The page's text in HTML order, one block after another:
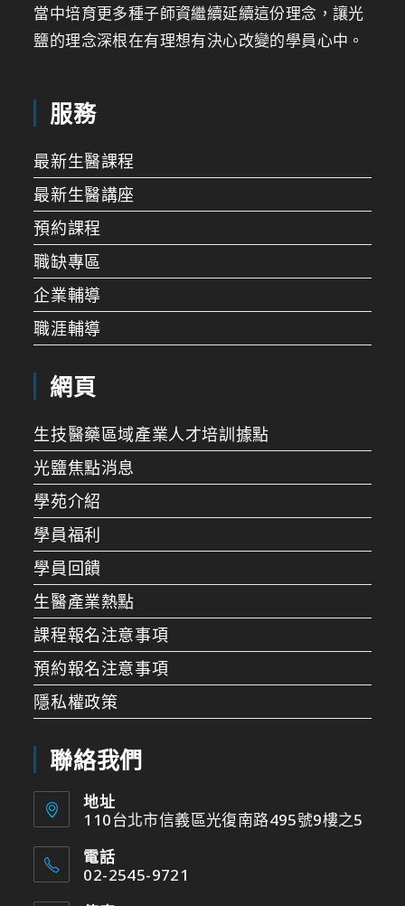
當中培育更多種子師資繼續延續這份理念，讓光
鹽的理念深根在有理想有決心改變的學員心中。
服務
最新生醫課程
最新生醫講座
預約課程
職缺專區
企業輔導
職涯輔導
網頁
生技醫藥區域產業人才培訓據點
光鹽焦點消息
學苑介紹
學員福利
學員回饋
生醫產業熱點
課程報名注意事項
預約報名注意事項
隱私權政策
聯絡我們
地址
110台北市信義區光復南路495號9樓之5
電話
02-2545-9721